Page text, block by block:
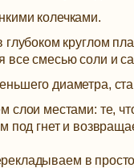
колечками.
глубоком круглом
смесью соли и
диаметра,
слои местами: те,
под гнет и
в